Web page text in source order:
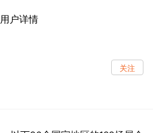
用户详情
关注